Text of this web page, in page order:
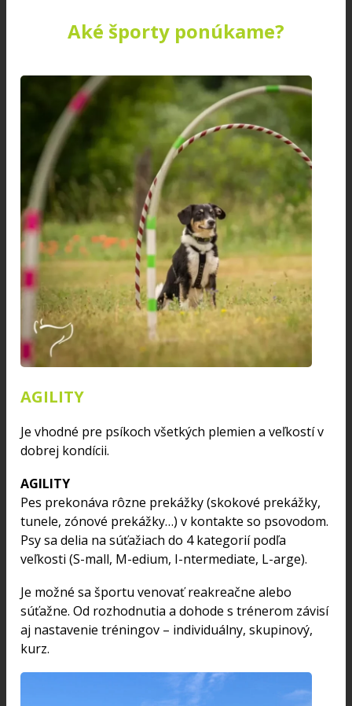
Aké športy ponúkame?
AGILITY
Je vhodné pre psíkoch všetkých plemien a veľkostí v
dobrej kondícii.
AGILITY
Pes prekonáva rôzne prekážky (skokové prekážky,
tunele, zónové prekážky…) v kontakte so psovodom.
Psy sa delia na súťažiach do 4 kategorií podľa
veľkosti (S-mall, M-edium, I-ntermediate, L-arge).
Je možné sa športu venovať reakreačne alebo
súťažne. Od rozhodnutia a dohode s trénerom závisí
aj nastavenie tréningov – individuálny, skupinový,
kurz.